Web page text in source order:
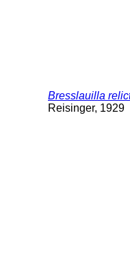
Bresslauilla
Reisinger, 1929